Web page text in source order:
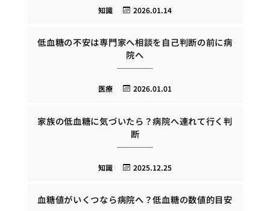
2026.01.14
知識
低血糖の不安は専門家へ相談を自己判断の前に病
院へ
2026.01.01
医療
家族の低血糖に気づいたら？病院へ連れて行く判
断
2025.12.25
知識
血糖値がいくつなら病院へ？低血糖の数値的目安